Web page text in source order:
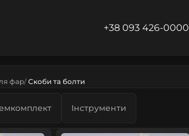
+38 093 426-0000
фар Скоби та болти
Інструменти